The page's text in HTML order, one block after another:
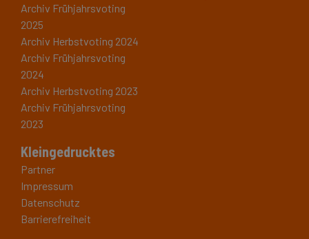
Archiv Frühjahrsvoting
2025
Archiv Herbstvoting 2024
Archiv Frühjahrsvoting
2024
Archiv Herbstvoting 2023
Archiv Frühjahrsvoting
2023
Kleingedrucktes
Partner
Impressum
Datenschutz
Barrierefreiheit